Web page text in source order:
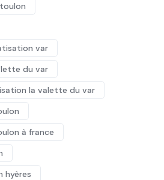
var
du var
la valette du var
à france
hyères